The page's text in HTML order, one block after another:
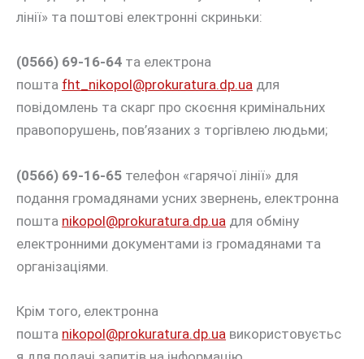
лінії» та поштові електронні скриньки:
(0566) 69-16-64 та електрона
пошта fht_nikopol@prokuratura.dp.ua для
повідомлень та скарг про скоєння кримінальних
правопорушень, пов’язаних з торгівлею людьми;
(0566) 69-16-65 телефон «гарячої лінії» для
подання громадянами усних звернень, електронна
пошта nikopol@prokuratura.dp.ua для обміну
електронними документами із громадянами та
організаціями.
Крім того, електронна
пошта nikopol@prokuratura.dp.ua використовуєтьс